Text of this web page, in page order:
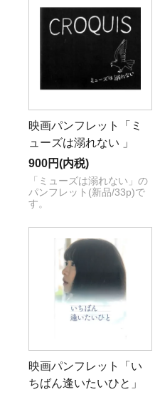
映画パンフレット「ミ
ューズは溺れない 」
900円(内税)
「ミューズは溺れない」の
パンフレット(新品/33p)で
す。
映画パンフレット「い
ちばん逢いたいひと」